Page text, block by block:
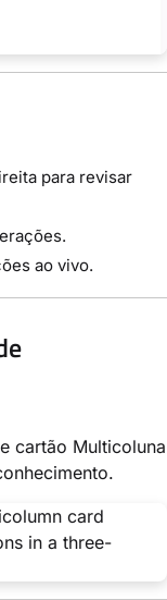
para revisar
ao vivo.
cartão Multicoluna